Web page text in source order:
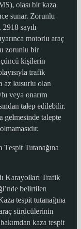
olası bir kaza
sunar. Zorunlu
sayılı
motorlu araç
zorunlu bir
kişilerin
trafik
az kusurlu olan
veya onarım
talep edilebilir.
gelmesinde talepte
Tutanağına
Karayolları Trafik
belirtilen
tespit tutanağına
sürücülerinin
kaza tespit